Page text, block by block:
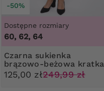
-50%
Dostępne rozmiary
60, 62, 64
Czarna sukienka
brązowo-beżowa kratka
125,00 zł249,99 zł